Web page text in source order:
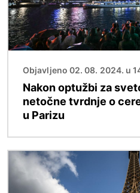
Objavljeno 02. 08. 2024. u
Nakon optužbi za
netočne tvrdnje o
u Parizu
Slika